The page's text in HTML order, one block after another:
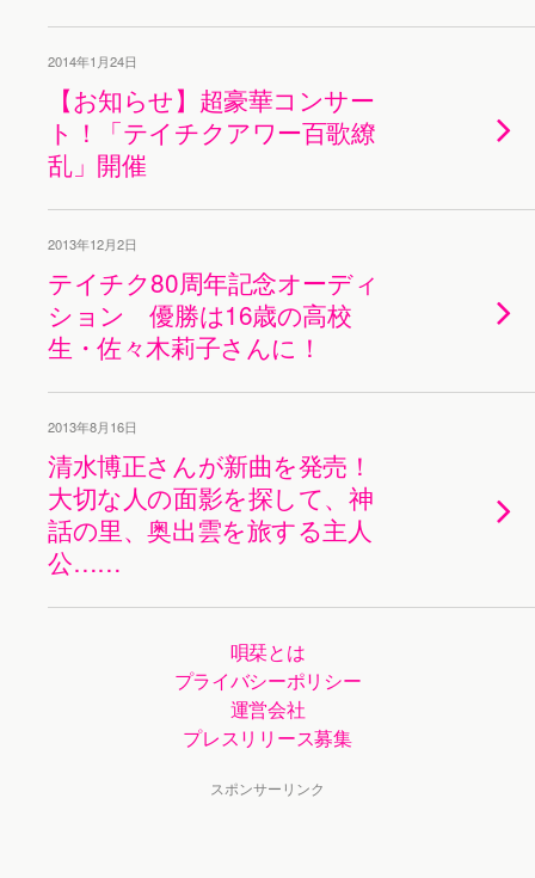
2014年1月24日
【お知らせ】超豪華コンサー
ト！「テイチクアワー百歌繚
乱」開催
2013年12月2日
テイチク80周年記念オーディ
ション 優勝は16歳の高校
生・佐々木莉子さんに！
2013年8月16日
清水博正さんが新曲を発売！
大切な人の面影を探して、神
話の里、奥出雲を旅する主人
公……
唄栞とは
プライバシーポリシー
運営会社
プレスリリース募集
スポンサーリンク